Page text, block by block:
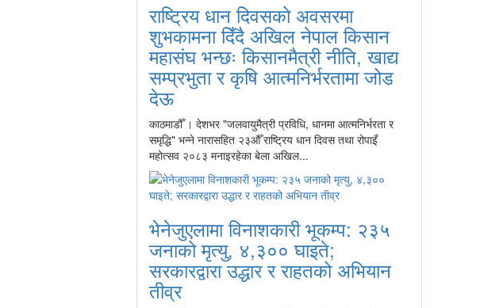
राष्ट्रिय धान दिवसको अवसरमा
शुभकामना दिँदै अखिल नेपाल किसान
महासंघ भन्छः किसानमैत्री नीति, खाद्य
सम्प्रभुता र कृषि आत्मनिर्भरतामा जोड
देऊ
काठमाडौँ । देशभर "जलवायुमैत्री प्रविधि, धानमा आत्मनिर्भरता र
समृद्धि" भन्ने नारासहित २३औँ राष्ट्रिय धान दिवस तथा रोपाइँ
महोत्सव २०८३ मनाइरहेका बेला अखिल...
भेनेजुएलामा विनाशकारी भूकम्प: २३५
जनाको मृत्यु, ४,३०० घाइते;
सरकारद्वारा उद्धार र राहतको अभियान
तीव्र